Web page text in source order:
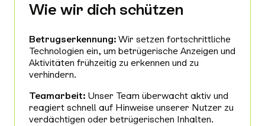
Wie wir dich schützen
Betrugserkennung: Wir setzen fortschrittliche
Technologien ein, um betrügerische Anzeigen und
Aktivitäten frühzeitig zu erkennen und zu
verhindern.
Teamarbeit: Unser Team überwacht aktiv und
reagiert schnell auf Hinweise unserer Nutzer zu
verdächtigen oder betrügerischen Inhalten.